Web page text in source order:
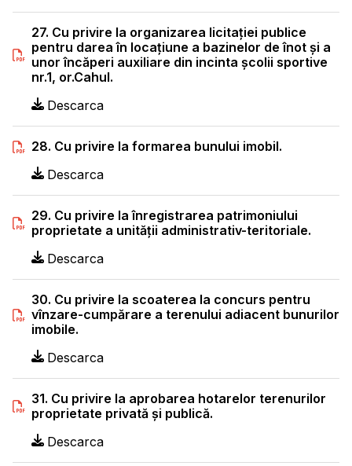
27. Cu privire la organizarea licitaţiei publice
pentru darea în locaţiune a bazinelor de înot şi a
unor încăperi auxiliare din incinta şcolii sportive
nr.1, or.Cahul.
Descarca
28. Cu privire la formarea bunului imobil.
Descarca
29. Cu privire la înregistrarea patrimoniului
proprietate a unităţii administrativ-teritoriale.
Descarca
30. Cu privire la scoaterea la concurs pentru
vînzare-cumpărare a terenului adiacent bunurilor
imobile.
Descarca
31. Cu privire la aprobarea hotarelor terenurilor
proprietate privată şi publică.
Descarca